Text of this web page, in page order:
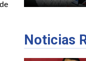
Noticias